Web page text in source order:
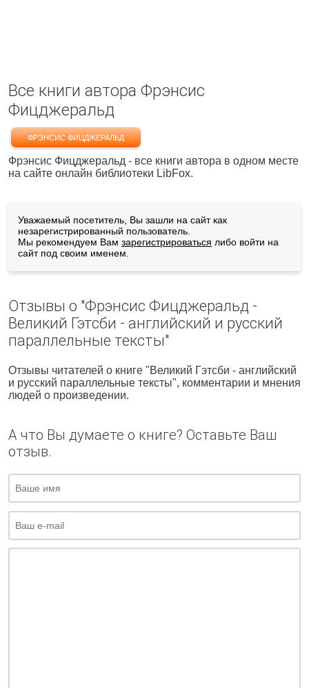
Все книги автора Фрэнсис
Фицджеральд
ФРЭНСИС ФИЦДЖЕРАЛЬД
Фрэнсис Фицджеральд - все книги автора в одном месте
на сайте онлайн библиотеки LibFox.
Уважаемый посетитель, Вы зашли на сайт как
незарегистрированный пользователь.
Мы рекомендуем Вам зарегистрироваться либо войти на
сайт под своим именем.
Отзывы о "Фрэнсис Фицджеральд -
Великий Гэтсби - английский и русский
параллельные тексты"
Отзывы читателей о книге "Великий Гэтсби - английский
и русский параллельные тексты", комментарии и мнения
людей о произведении.
А что Вы думаете о книге? Оставьте Ваш
отзыв.